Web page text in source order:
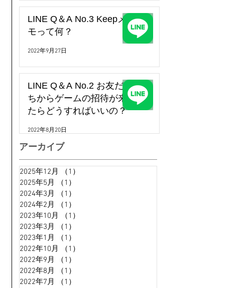
LINE Q＆A No.3 Keepメ
モって何？
2022年9月27日
LINE Q＆A No.2 お友だ
ちからゲームの招待が来
たらどうすればいいの？
2022年8月20日
アーカイブ
2025年12月 （1）
2025年5月
（1）
2024年3月
（1）
2024年2月
（1）
2023年10月
（1）
2023年3月
（1）
2023年1月
（1）
2022年10月
（1）
2022年9月
（1）
2022年8月
（1）
2022年7月
（1）